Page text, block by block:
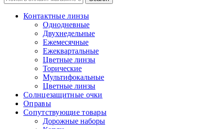
Контактные линзы
Однодневные
Двухнедельные
Ежемесячные
Ежеквартальные
Цветные линзы
Торические
Мультифокальные
Цветные линзы
Солнцезащитные очки
Оправы
Сопутствующие товары
Дорожные наборы